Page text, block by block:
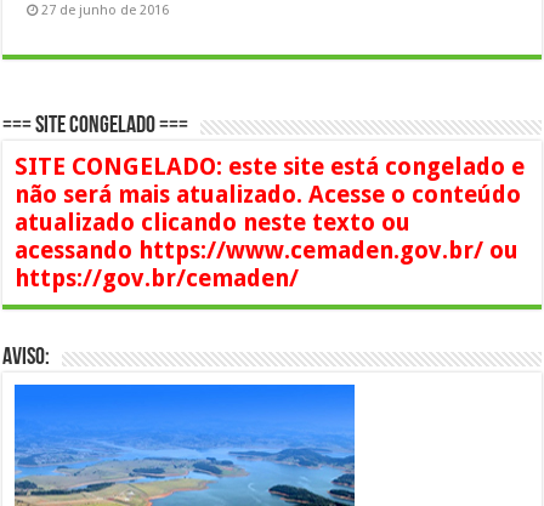
27 de junho de 2016
=== SITE CONGELADO ===
SITE CONGELADO: este site está congelado e
não será mais atualizado. Acesse o conteúdo
atualizado clicando neste texto ou
acessando https://www.cemaden.gov.br/ ou
https://gov.br/cemaden/
AVISO: